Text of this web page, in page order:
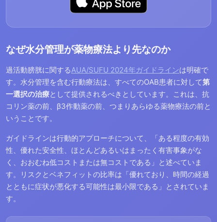
なぜ水分管理が薬物療法より先なのか
過活動膀胱に関するAUA/SUFU 2024年ガイドラインは明確で
す。水分管理を含む行動療法は、すべてのOAB患者に対して第
一選択の治療として提供されるべきとしています。これは、抗
コリン薬の前、β3作動薬の前、つまりあらゆる薬物療法の前と
いうことです。
ガイドラインは行動的アプローチについて、「ある程度の有効
性、優れた安全性、ほとんどあるいはまったく有害事象がな
く、おおむね低コストまたは無コストである」と述べていま
す。リスクとベネフィットの比率は「優れており、時間の経過
とともに症状が悪化する可能性は最小限である」とされていま
す。